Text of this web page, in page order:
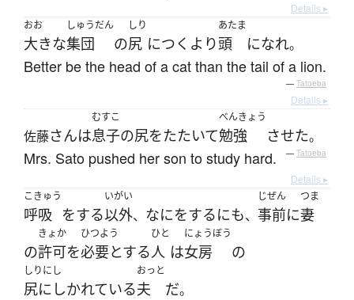
Details ▸
おお
大きな
しゅうだん
集団 の
しり
尻 につく より
あたま
頭 になれ。
Better be the head of a cat than the tail of a lion.
— Tatoeba
Details ▸
佐藤さんは
むすこ
息子の尻をたたいて
べんきょう
勉強 させた。
Mrs. Sato pushed her son to study hard. — Tatoeba
Details ▸
こきゅう
呼吸 をする
いがい
以外、 なにをするにも、
じぜん
事前に
つま
妻
の
きょか
許可を
ひつよう
必要とする
ひと
人 は
にょうぼう
女房 の
しりにし
尻にしかれている
おっと
夫 だ。